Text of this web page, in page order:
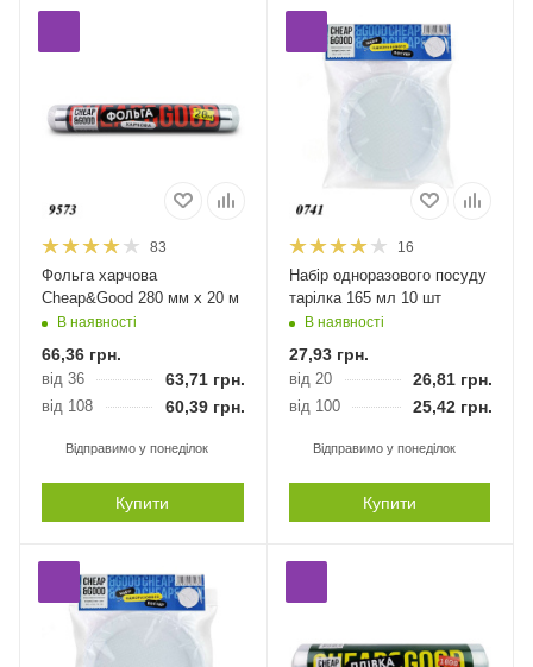
83
Фольга харчова
Cheap&Good 280 мм х 20 м
В наявності
66,36 грн.
від 36 63,71 грн.
від 108 60,39 грн.
Відправимо у понеділок
Купити
16
Набір одноразового посуду
тарілка 165 мл 10 шт
В наявності
27,93грн.
від 20 26,81грн.
від 100 25,42грн.
Відправимо у понеділок
Купити